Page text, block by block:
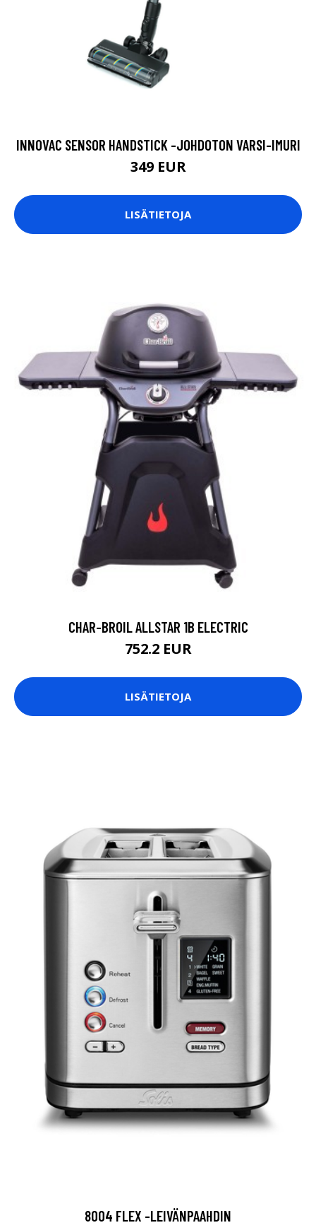
INNOVAC SENSOR HANDSTICK -JOHDOTON VARSI-IMURI
349 EUR
LISÄTIETOJA
CHAR-BROIL ALLSTAR 1B ELECTRIC
752.2 EUR
LISÄTIETOJA
8004 FLEX -LEIVÄNPAAHDIN